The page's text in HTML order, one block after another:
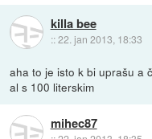
killa bee
::22. jan 2013, 18:33
aha to je isto k bi uprašu a
al s 100 literskim
mihec87